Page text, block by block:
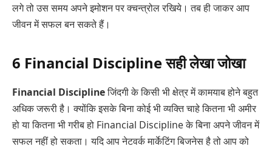
लगे तो उस समय अपने इमोशन पर क्चन्त्रोल रखिये। तब ही जाकर आप
जीवन में सफल बन सकते हैं।
6 Financial Discipline सही लेखा जोखा
Financial Disciplineजिंदगी के किसी भी क्षेत्र में कामयाब होने बहुत
अधिक जरूरी है। क्योंकि इसके बिना कोई भी व्यक्ति चाहे कितना भी अमीर
हो या कितना भी गरीब हो Financial Discipline के बिना अपने जीवन में
सफल नहीं हो सकता। यदि आप नेटवर्क मार्केटिंग बिजनेस है तो आप को